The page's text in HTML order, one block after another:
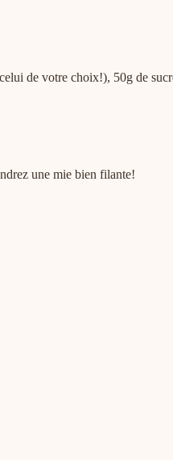
de votre choix!), 50g de
une mie bien filante!